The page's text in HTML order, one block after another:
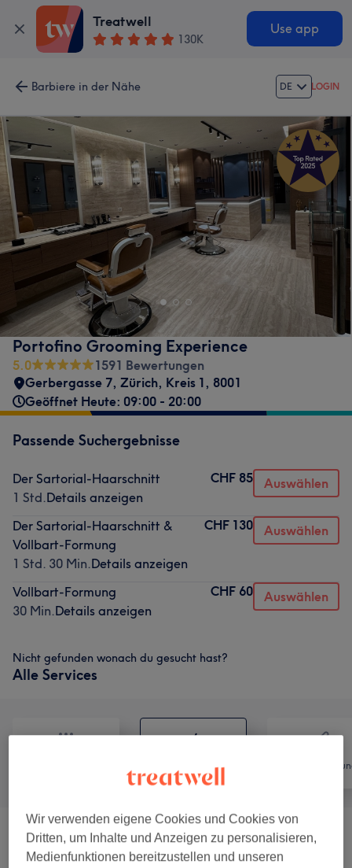
Treatwell
130K
Use app
Barbiere in der Nähe DE LOGIN
Portofino Grooming Experience
5.0
1591 Bewertungen
Gerbergasse 7, Zürich, Kreis 1, 8001
Geöffnet Heute: 09:00 - 20:00
Passende Suchergebnisse
Der Sartorial-Haarschnitt
1 Std.Details anzeigen
CHF 85 Auswählen
Der Sartorial-Haarschnitt &
Vollbart-Formung
1 Std. 30 Min.Details anzeigen
CHF 130 Auswählen
Vollbart-Formung
30 Min.Details anzeigen
CHF 60 Auswählen
Nicht gefunden wonach du gesucht hast?
Alle Services
Herren - Haarschnitte & Stylings ( 6) ab CHF 60
Wir verwenden eigene Cookies und Cookies von
Dritten, um Inhalte und Anzeigen zu personalisieren,
Medienfunktionen bereitzustellen und unseren